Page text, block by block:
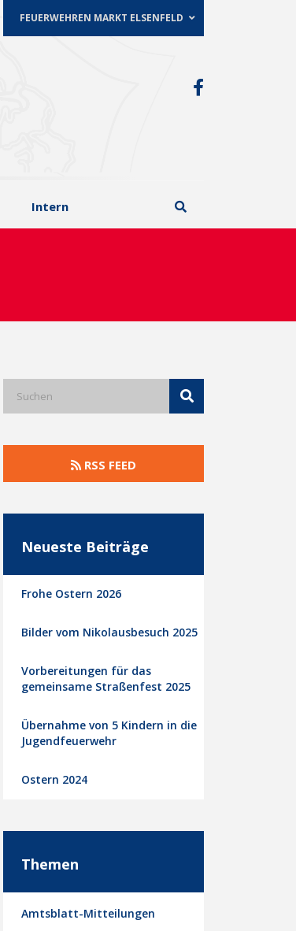
FEUERWEHREN MARKT ELSENFELD
Intern
RSS FEED
Neueste Beiträge
Frohe Ostern 2026
Bilder vom Nikolausbesuch 2025
Vorbereitungen für das
gemeinsame Straßenfest 2025
Übernahme von 5 Kindern in die
Jugendfeuerwehr
Ostern 2024
Themen
Amtsblatt-Mitteilungen